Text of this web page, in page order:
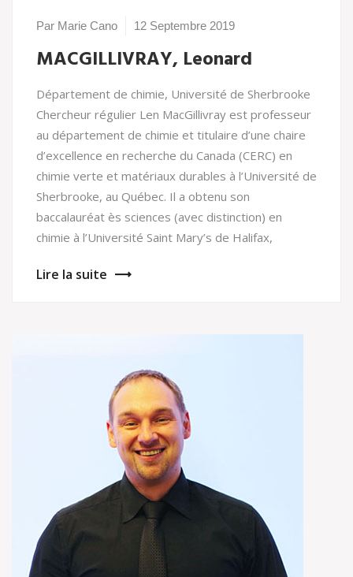
Par Marie Cano 12 Septembre 2019
MACGILLIVRAY, Leonard
Département de chimie, Université de Sherbrooke
Chercheur régulier Len MacGillivray est professeur
au département de chimie et titulaire d’une chaire
d’excellence en recherche du Canada (CERC) en
chimie verte et matériaux durables à l’Université de
Sherbrooke, au Québec. Il a obtenu son
baccalauréat ès sciences (avec distinction) en
chimie à l’Université Saint Mary’s de Halifax,
Lire la suite